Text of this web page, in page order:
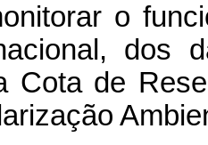
o
dos
Cota de